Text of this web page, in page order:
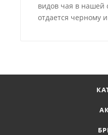
видов чая в нашей
отдается черному